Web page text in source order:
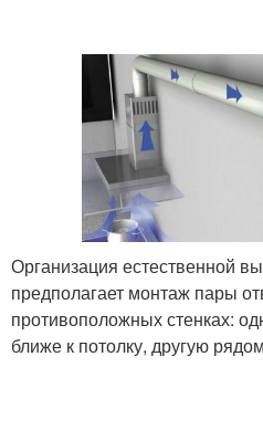
Организация естественной
предполагает монтаж пары
противоположных стенках:
ближе к потолку, другую